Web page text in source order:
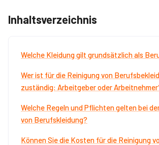
Inhaltsverzeichnis
Welche Kleidung gilt grundsätzlich als
Wer ist für die Reinigung von
zuständig: Arbeitgeber oder
Welche Regeln und Pflichten gelten bei
von Berufskleidung?
Können Sie die Kosten für die Reinigung